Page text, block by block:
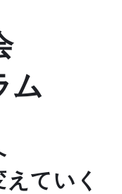
ム
ていく